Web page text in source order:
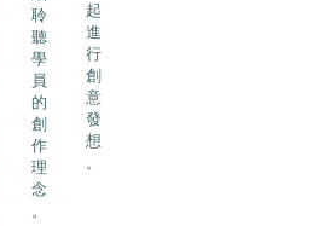
聆
聽
學
員
的
創
作
理
念
。
起
進
行
創
意
發
想
。